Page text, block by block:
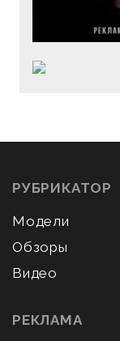
РУБРИКАТОР
Модели
Обзоры
Видео
РЕКЛАМА